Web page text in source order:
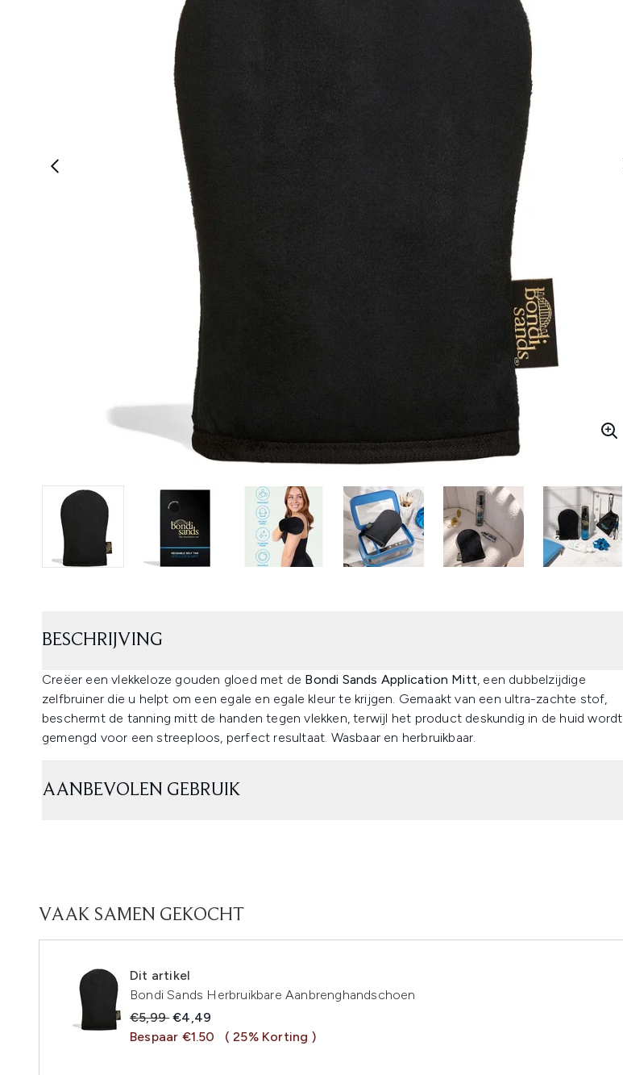
BESCHRIJVING
Creëer een vlekkeloze gouden gloed met de Bondi Sands Application Mitt, een dubbelzijdige
zelfbruiner die u helpt om een egale en egale kleur te krijgen. Gemaakt van een ultra-zachte stof,
beschermt de tanning mitt de handen tegen vlekken, terwijl het product deskundig in de huid wordt
gemengd voor een streeploos, perfect resultaat. Wasbaar en herbruikbaar.
AANBEVOLEN GEBRUIK
VAAK SAMEN GEKOCHT
Dit artikel
Bondi Sands Herbruikbare Aanbrenghandschoen
Recommended Retail Price:
€5,99Huidige prijs:
€4,49
Bespaar €1.50
( 25% Korting )